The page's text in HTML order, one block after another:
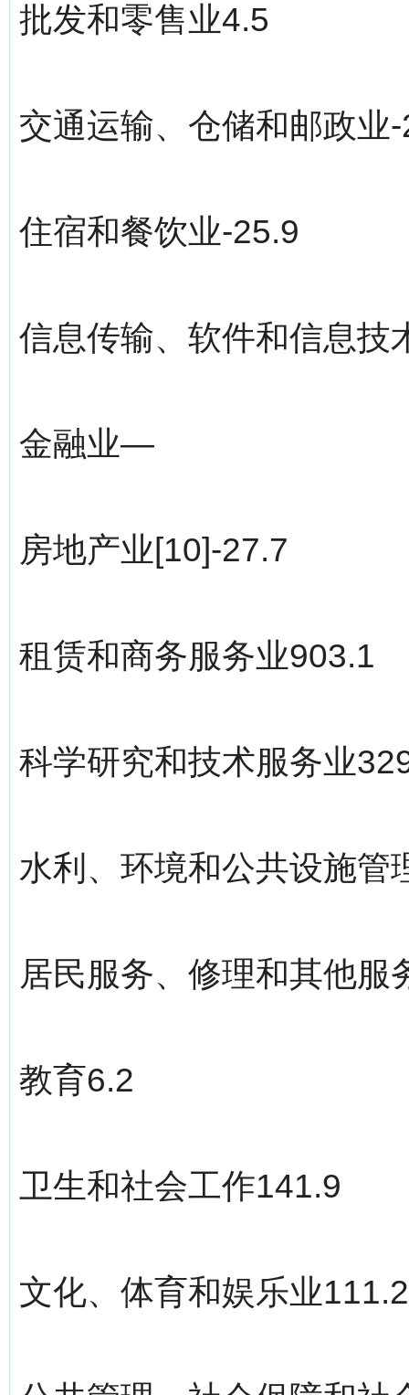
批发和零售业4.5
交通运输、仓储和邮政业
住宿和餐饮业-25.9
信息传输、软件和信息技
金融业—
房地产业[10]-27.7
租赁和商务服务业903.1
科学研究和技术服务业
水利、环境和公共设施管
居民服务、修理和其他服
教育6.2
卫生和社会工作141.9
文化、体育和娱乐业111.2